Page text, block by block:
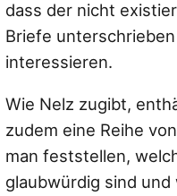
dass der nicht
Briefe
interessieren.
Wie Nelz zugibt,
zudem eine Reihe
man feststellen,
glaubwürdig sind